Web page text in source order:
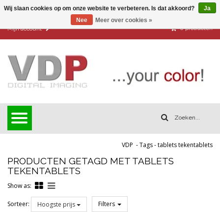
Mijn account 0 producten
VDP -Tags-tablets tekentablets
PRODUCTEN GETAGD MET TABLETS
TEKENTABLETS
Show as:
Sorteer: Hoogste prijs Filters
Wij slaan cookies op om onze website te verbeteren. Is dat akkoord?
Ja
Nee
Meer over cookies »